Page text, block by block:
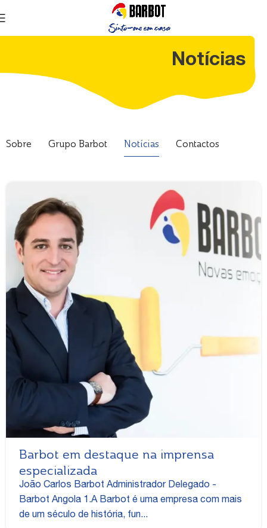
Notícias
Sobre Grupo Barbot Notícias Contactos
Barbot em destaque na imprensa
especializada
João Carlos Barbot Administrador Delegado -
Barbot Angola 1.A Barbot é uma empresa com mais
de um século de história, fun...